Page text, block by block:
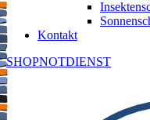
Kontakt
SHOPNOTDIENST